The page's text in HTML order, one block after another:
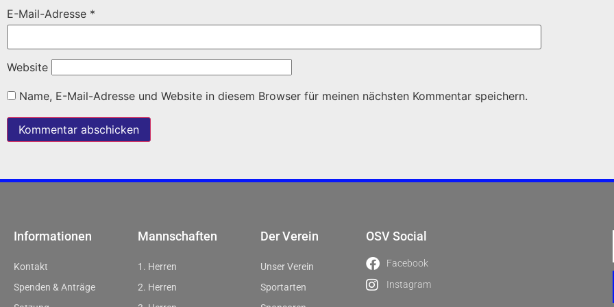
E-Mail-Adresse *
Website
Name, E-Mail-Adresse und Website in diesem Browser für meinen nächsten Kommentar speichern.
Informationen
Kontakt
Spenden & Anträge
Mannschaften
1. Herren
2. Herren
Der Verein
Unser Verein
Sportarten
OSV Social
Facebook
Instagram